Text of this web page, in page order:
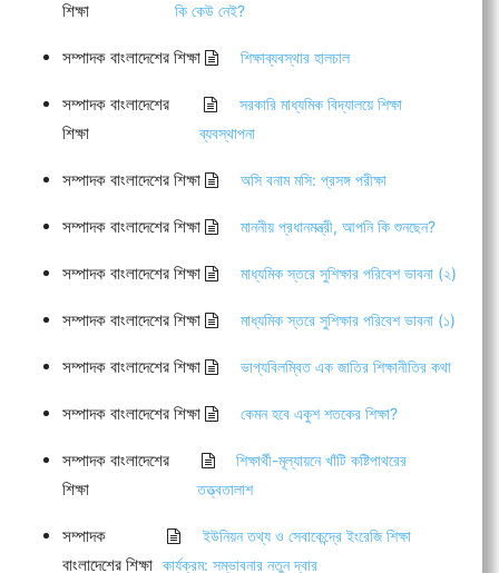
শিক্ষা
কি কেউ নেই?
সম্পাদক বাংলাদেশের শিক্ষা শিক্ষাব্যবস্থার হালচাল
সম্পাদক বাংলাদেশের
শিক্ষা
সরকারি মাধ্যমিক বিদ্যালয়ে শিক্ষা
ব্যবস্থাপনা
সম্পাদক বাংলাদেশের শিক্ষা অসি বনাম মসি: প্রসঙ্গ পরীক্ষা
সম্পাদক বাংলাদেশের শিক্ষা মাননীয় প্রধানমন্ত্রী, আপনি কি শুনছেন?
সম্পাদক বাংলাদেশের শিক্ষা মাধ্যমিক স্তরে সুশিক্ষার পরিবেশ ভাবনা (২)
সম্পাদক বাংলাদেশের শিক্ষা মাধ্যমিক স্তরে সুশিক্ষার পরিবেশ ভাবনা (১)
সম্পাদক বাংলাদেশের শিক্ষা ভাগ্যবিলম্বিত এক জাতির শিক্ষানীতির কথা
সম্পাদক বাংলাদেশের শিক্ষা কেমন হবে একুশ শতকের শিক্ষা?
সম্পাদক বাংলাদেশের
শিক্ষা
শিক্ষার্থী-মূল্যায়নে খাঁটি কষ্টিপাথরের
তত্ত্বতালাশ
সম্পাদক
বাংলাদেশের শিক্ষা
ইউনিয়ন তথ্য ও সেবাকেন্দ্রে ইংরেজি শিক্ষা
কার্যক্রম: সম্ভাবনার নতুন দ্বার